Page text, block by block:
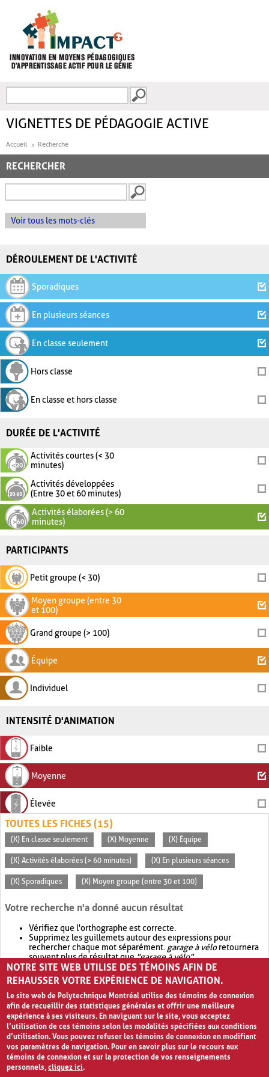
FORMULAIRE DE
VIGNETTES DE PÉDAGOGIE ACTIVE
Accueil Recherche
RECHERCHER
Voir tous les mots-clés
DÉROULEMENT DE L'ACTIVITÉ
Sporadiques
En plusieurs séances
En classe seulement
Hors classe
En classe et hors classe
DURÉE DE L'ACTIVITÉ
Activités courtes (< 30
minutes)
Activités développées
(Entre 30 et 60 minutes)
Activités élaborées (> 60
minutes)
PARTICIPANTS
Petit groupe (< 30)
Moyen groupe (entre 30
et 100)
Grand groupe (> 100)
Équipe
Individuel
INTENSITÉ D'ANIMATION
Faible
Moyenne
Élevée
TOUTES LES FICHES (15)
(X) En classe seulement (X) Moyenne (X) Équipe
(X) Activités élaborées (> 60 minutes) (X) En plusieurs séances
(X) Sporadiques (X) Moyen groupe (entre 30 et 100)
Votre recherche n'a donné aucun résultat
Vérifiez que l'orthographe est correcte.
Supprimez les guillemets autour des expressions pour
rechercher chaque mot séparément. garage à véloretournera
souvent plus de résultat que"garage à vélo".
Envisagez d'élargir votre recherche avec OR.garage OR vélo
retournera souvent plus de résultat quegarage à vélo
NOTRE SITE WEB UTILISE DES TÉMOINS AFIN DE
REHAUSSER VOTRE EXPÉRIENCE DE NAVIGATION.
Le site web de Polytechnique Montréal utilise des témoins de connexion
afin de recueillir des statistiques générales et offrir une meilleure
expérience à ses visiteurs. En naviguant sur le site, vous acceptez
l’utilisation de ces témoins selon les modalités spécifiées aux conditions
d’utilisation. Vous pouvez refuser les témoins de connexion en modifiant
vos paramètres de navigation. Pour en savoir plus sur le recours aux
témoins de connexion et sur la protection de vos renseignements
personnels,cliquez ici.